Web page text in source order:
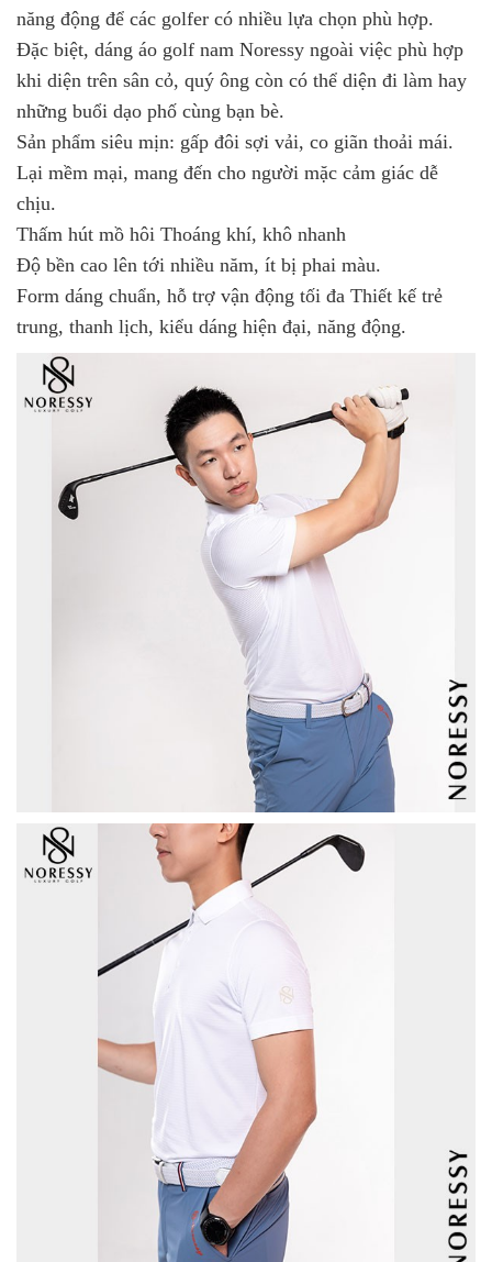
năng động để các golfer có nhiều lựa chọn phù hợp.
Đặc biệt, dáng áo golf nam Noressy ngoài việc phù hợp
khi diện trên sân cỏ, quý ông còn có thể diện đi làm hay
những buổi dạo phố cùng bạn bè.
Sản phẩm siêu mịn: gấp đôi sợi vải, co giãn thoải mái.
Lại mềm mại, mang đến cho người mặc cảm giác dễ
chịu.
Thấm hút mồ hôi Thoáng khí, khô nhanh
Độ bền cao lên tới nhiều năm, ít bị phai màu.
Form dáng chuẩn, hỗ trợ vận động tối đa Thiết kế trẻ
trung, thanh lịch, kiểu dáng hiện đại, năng động.